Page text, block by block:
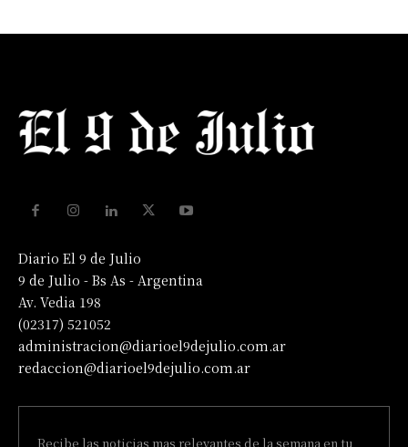
Diario El 9 de Julio
9 de Julio - Bs As - Argentina
Av. Vedia 198
(02317) 521052
administracion@diarioel9dejulio.com.ar
redaccion@diarioel9dejulio.com.ar
Recibe las noticias mas relevantes de la semana en tu